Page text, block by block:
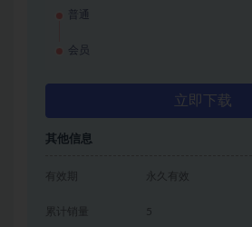
普通
会员
立即下载
其他信息
有效期 永久有效
累计销量 5